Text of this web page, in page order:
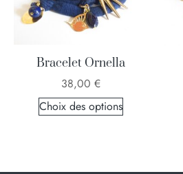
Bracelet Ornella
38,00 €
Choix des options